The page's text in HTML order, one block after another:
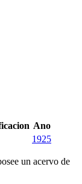
Ano
1925
un acervo de